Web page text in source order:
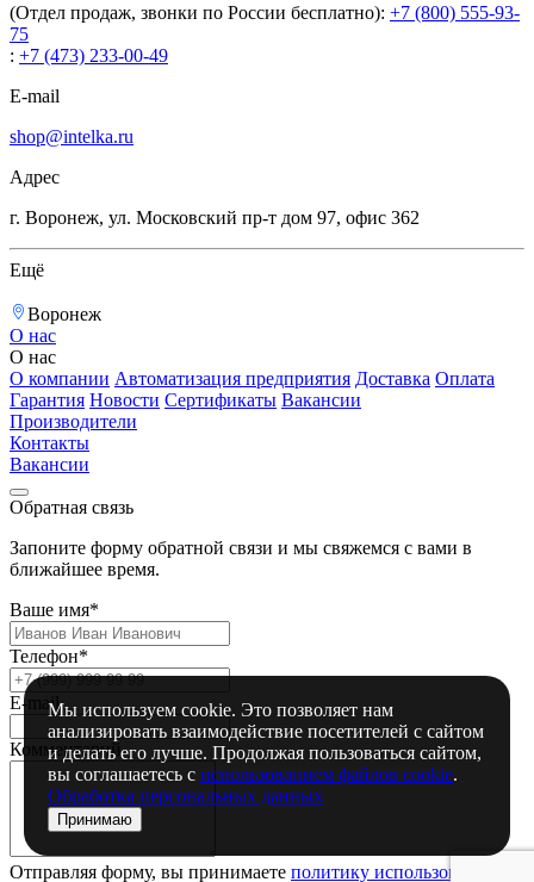
(Отдел продаж, звонки по России бесплатно): +7 (800) 555-93-
75
: +7 (473) 233-00-49
E-mail
shop@intelka.ru
Адрес
г. Воронеж, ул. Московский пр-т дом 97, офис 362
Ещё
Воронеж
О нас
О нас
О компании Автоматизация предприятия Доставка Оплата
Гарантия Новости Сертификаты Вакансии
Производители
Контакты
Вакансии
Обратная связь
Запоните форму обратной связи и мы свяжемся с вами в
ближайшее время.
Ваше имя*
Телефон*
E-mail
Комментарий
Отправляя форму, вы принимаете политику использования
Мы используем cookie. Это позволяет нам
анализировать взаимодействие посетителей с сайтом
и делать его лучше. Продолжая пользоваться сайтом,
вы соглашаетесь с использованием файлов cookie.
Обработка персональных данных
Принимаю